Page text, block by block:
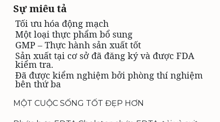
Sự miêu tả
Tối ưu hóa động mạch
Một loại thực phẩm bổ sung
GMP – Thực hành sản xuất tốt
Sản xuất tại cơ sở đã đăng ký và được FDA
kiểm tra.
Đã được kiểm nghiệm bởi phòng thí nghiệm
bên thứ ba
MỘT CUỘC SỐNG TỐT ĐẸP HƠN